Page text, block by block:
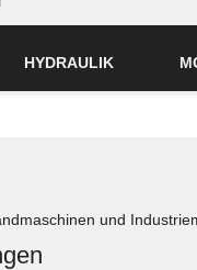
HYDRAULIK
und